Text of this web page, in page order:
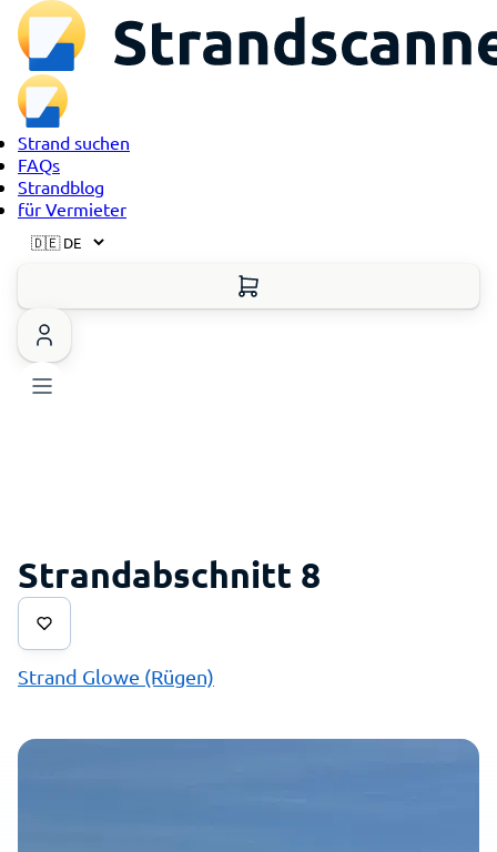
Strand suchen
FAQs
Strandblog
für Vermieter
Strandabschnitt 8
Strand Glowe (Rügen)